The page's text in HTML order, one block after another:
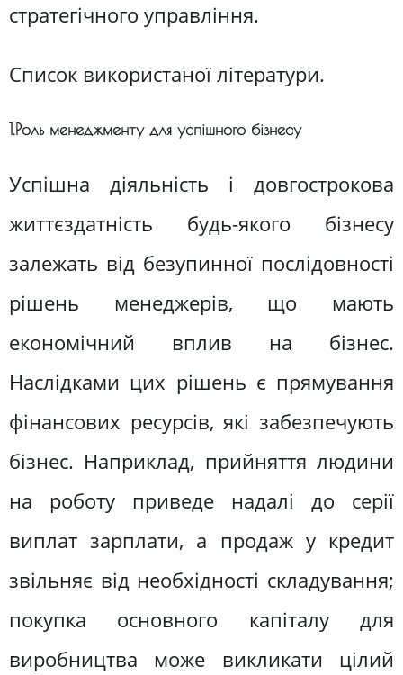
стратегічного управління.
Список використаної літератури.
1.Роль менеджменту для успішного бізнесу
Успішна діяльність і довгострокова
життєздатність будь-якого бізнесу
залежать від безупинної послідовності
рішень менеджерів, що мають
економічний вплив на бізнес.
Наслідками цих рішень є прямування
фінансових ресурсів, які забезпечують
бізнес. Наприклад, прийняття людини
на роботу приведе надалі до серії
виплат зарплати, а продаж у кредит
звільняє від необхідності складування;
покупка основного капіталу для
виробництва може викликати цілий